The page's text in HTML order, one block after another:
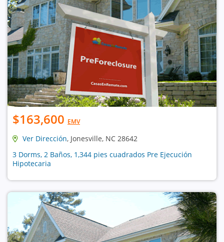
$163,600 EMV
Ver Dirección, Jonesville, NC 28642
3 Dorms, 2 Baños, 1,344 pies cuadrados Pre Ejecución
Hipotecaria